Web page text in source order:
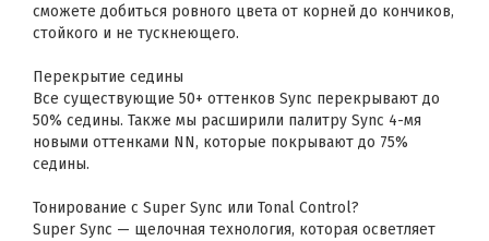
сможете добиться ровного цвета от корней до кончиков,
стойкого и не тускнеющего.
Перекрытие седины
Все существующие 50+ оттенков Sync перекрывают до
50% седины. Также мы расширили палитру Sync 4-мя
новыми оттенками NN, которые покрывают до 75%
седины.
Тонирование с Super Sync или Tonal Control?
Super Sync — щелочная технология, которая осветляет